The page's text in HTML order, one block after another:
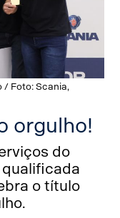
/ Foto: Scania,
orgulho!
do
o título